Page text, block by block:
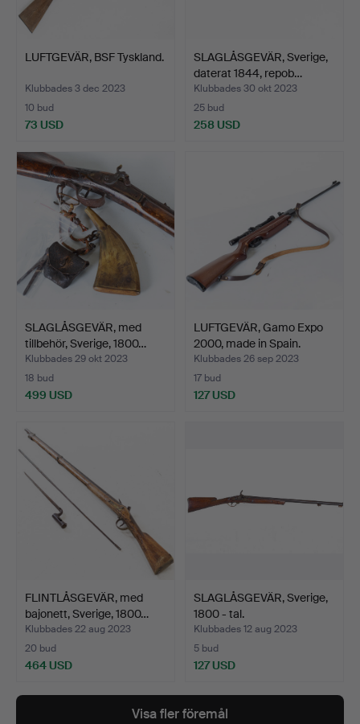
LUFTGEVÄR, BSF Tyskland.
Klubbades 3 dec 2023
10 bud
73 USD
SLAGLÅSGEVÄR, Sverige,
daterat 1844, repob…
Klubbades 30 okt 2023
25 bud
258 USD
SLAGLÅSGEVÄR, med
tillbehör, Sverige, 1800…
Klubbades 29 okt 2023
18 bud
499 USD
LUFTGEVÄR, Gamo Expo
2000, made in Spain.
Klubbades 26 sep 2023
17 bud
127 USD
FLINTLÅSGEVÄR, med
bajonett, Sverige, 1800…
Klubbades 22 aug 2023
20 bud
464 USD
SLAGLÅSGEVÄR, Sverige,
1800 - tal.
Klubbades 12 aug 2023
5 bud
127 USD
Visa fler föremål